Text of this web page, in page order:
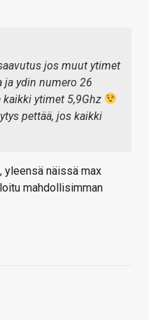
jos muut ytimet
ja ydin numero 26
ytimet 5,9Ghz
pettää, jos kaikki
yleensä näissä max
mahdollisimman